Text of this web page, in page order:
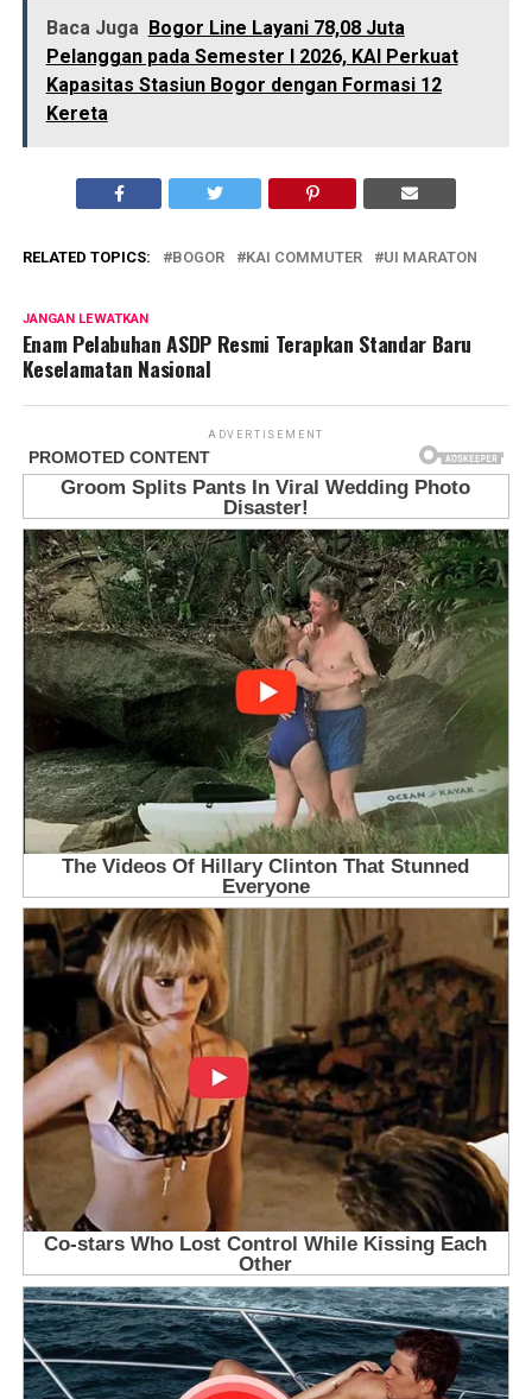
Baca Juga Bogor Line Layani 78,08 Juta
Pelanggan pada Semester I 2026, KAI Perkuat
Kapasitas Stasiun Bogor dengan Formasi 12
Kereta
RELATED TOPICS: BOGOR KAI COMMUTER UI MARATON
JANGAN LEWATKAN
Enam Pelabuhan ASDP Resmi Terapkan Standar Baru
Keselamatan Nasional
ADVERTISEMENT